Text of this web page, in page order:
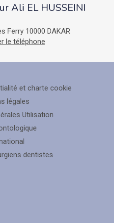
Ali EL HUSSEINI
Ferry 10000 DAKAR
le téléphone
et charte cookie
légales
Utilisation
dentistes